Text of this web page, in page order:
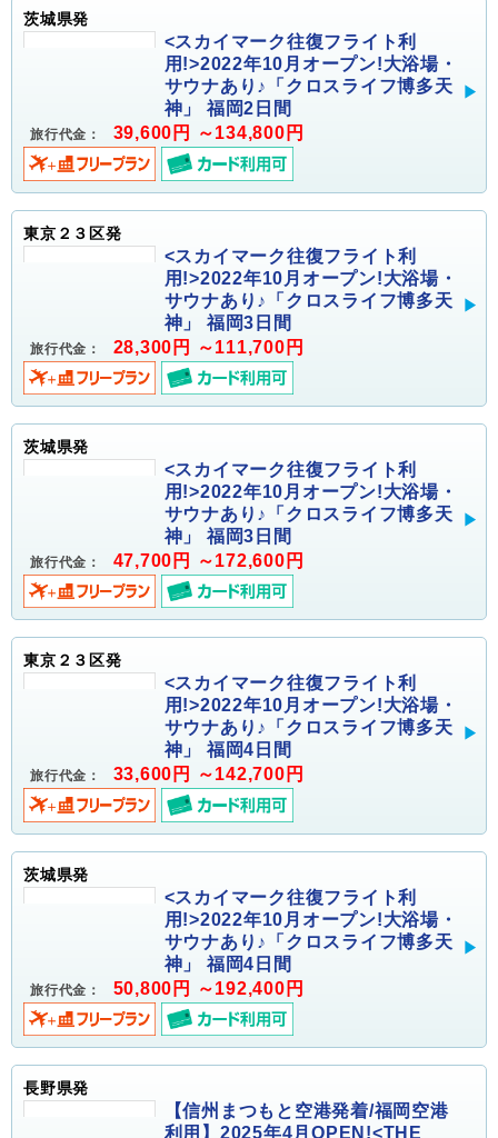
茨城県発
<スカイマーク往復フライト利
用!>2022年10月オープン!大浴場・
サウナあり♪「クロスライフ博多天
神」 福岡2日間
旅行代金： 39,600円 ～134,800円
東京２３区発
<スカイマーク往復フライト利
用!>2022年10月オープン!大浴場・
サウナあり♪「クロスライフ博多天
神」 福岡3日間
旅行代金： 28,300円 ～111,700円
茨城県発
<スカイマーク往復フライト利
用!>2022年10月オープン!大浴場・
サウナあり♪「クロスライフ博多天
神」 福岡3日間
旅行代金： 47,700円 ～172,600円
東京２３区発
<スカイマーク往復フライト利
用!>2022年10月オープン!大浴場・
サウナあり♪「クロスライフ博多天
神」 福岡4日間
旅行代金： 33,600円 ～142,700円
茨城県発
<スカイマーク往復フライト利
用!>2022年10月オープン!大浴場・
サウナあり♪「クロスライフ博多天
神」 福岡4日間
旅行代金： 50,800円 ～192,400円
長野県発
【信州まつもと空港発着/福岡空港
利用】2025年4月OPEN!<THE